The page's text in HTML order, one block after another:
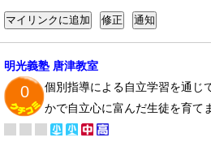
明光義塾 唐津教室
0
個別指導による自立学習を通じ
かで自立心に富んだ生徒を育て